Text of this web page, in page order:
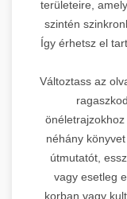
területeire,
szintén
Így érhetsz el
Változtass az
néhány
útmutatót,
vagy esetleg
korban vagy